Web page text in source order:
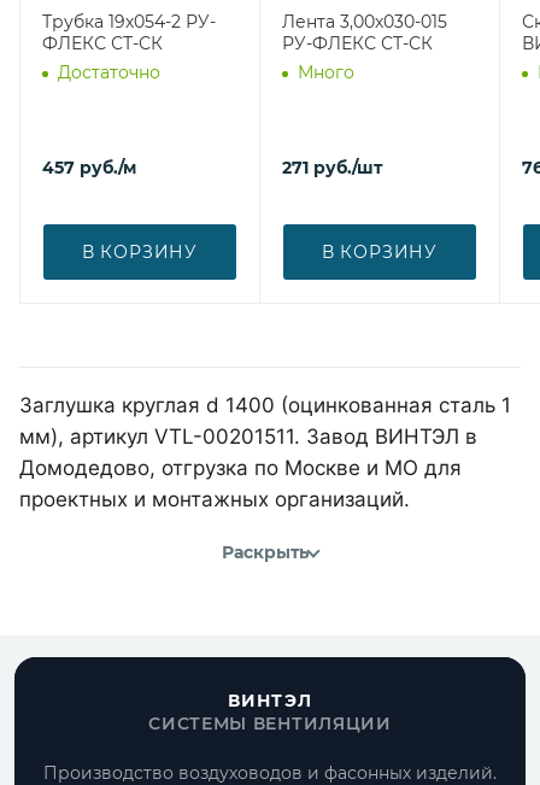
Трубка 19х054-2 РУ-
ФЛЕКС СТ-СК
Достаточно
457 руб./м
В КОРЗИНУ
Лента 3,00х030-015
РУ-ФЛЕКС СТ-СК
Много
271 руб./шт
В КОРЗИНУ
Заглушка круглая d 1400 (оцинкованная сталь 1
мм), артикул VTL-00201511. Завод ВИНТЭЛ в
Домодедово, отгрузка по Москве и МО для
проектных и монтажных организаций.
Раскрыть
ВИНТЭЛ
СИСТЕМЫ ВЕНТИЛЯЦИИ
Производство воздуховодов и фасонных изделий.